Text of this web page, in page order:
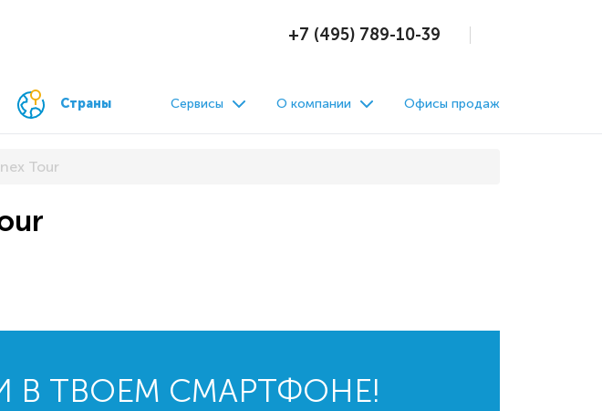
+7 (495) 789-10-39
Страны Сервисы О компании Офисы продаж
Tour
В ТВОЕМ СМАРТФОНЕ!